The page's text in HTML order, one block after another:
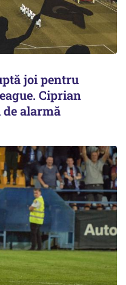
joi pentru
Ciprian
alarmă